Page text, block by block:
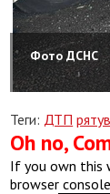
Фото ДСНС
Теги: ДТП
Oh no,
If you own this
browser